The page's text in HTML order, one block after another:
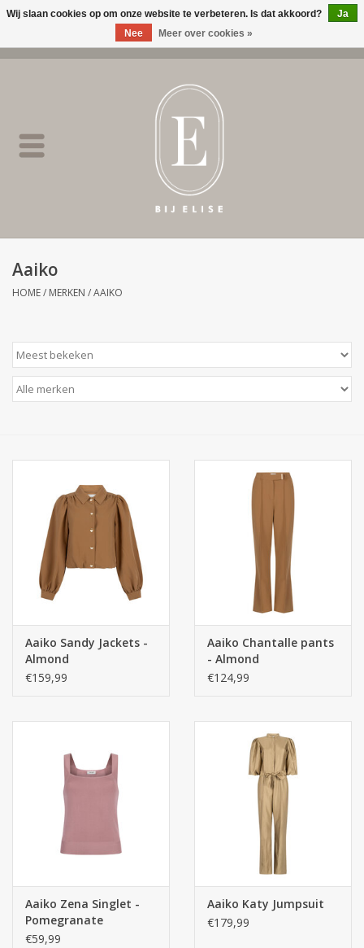
BIJ ELISE
SALE
Merken
Aaiko
HOME/ MERKEN /AAIKO
Aaiko Sandy Jackets -
Almond
€159,99
Aaiko Chantalle pants
- Almond
€124,99
Aaiko Zena Singlet -
Pomegranate
€59,99
Aaiko Katy Jumpsuit
€179,99
Wij slaan cookies op om onze website te verbeteren. Is dat akkoord?
Ja
Nee
Meer over cookies »